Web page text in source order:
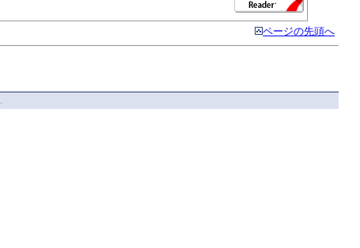
ページの先頭へ